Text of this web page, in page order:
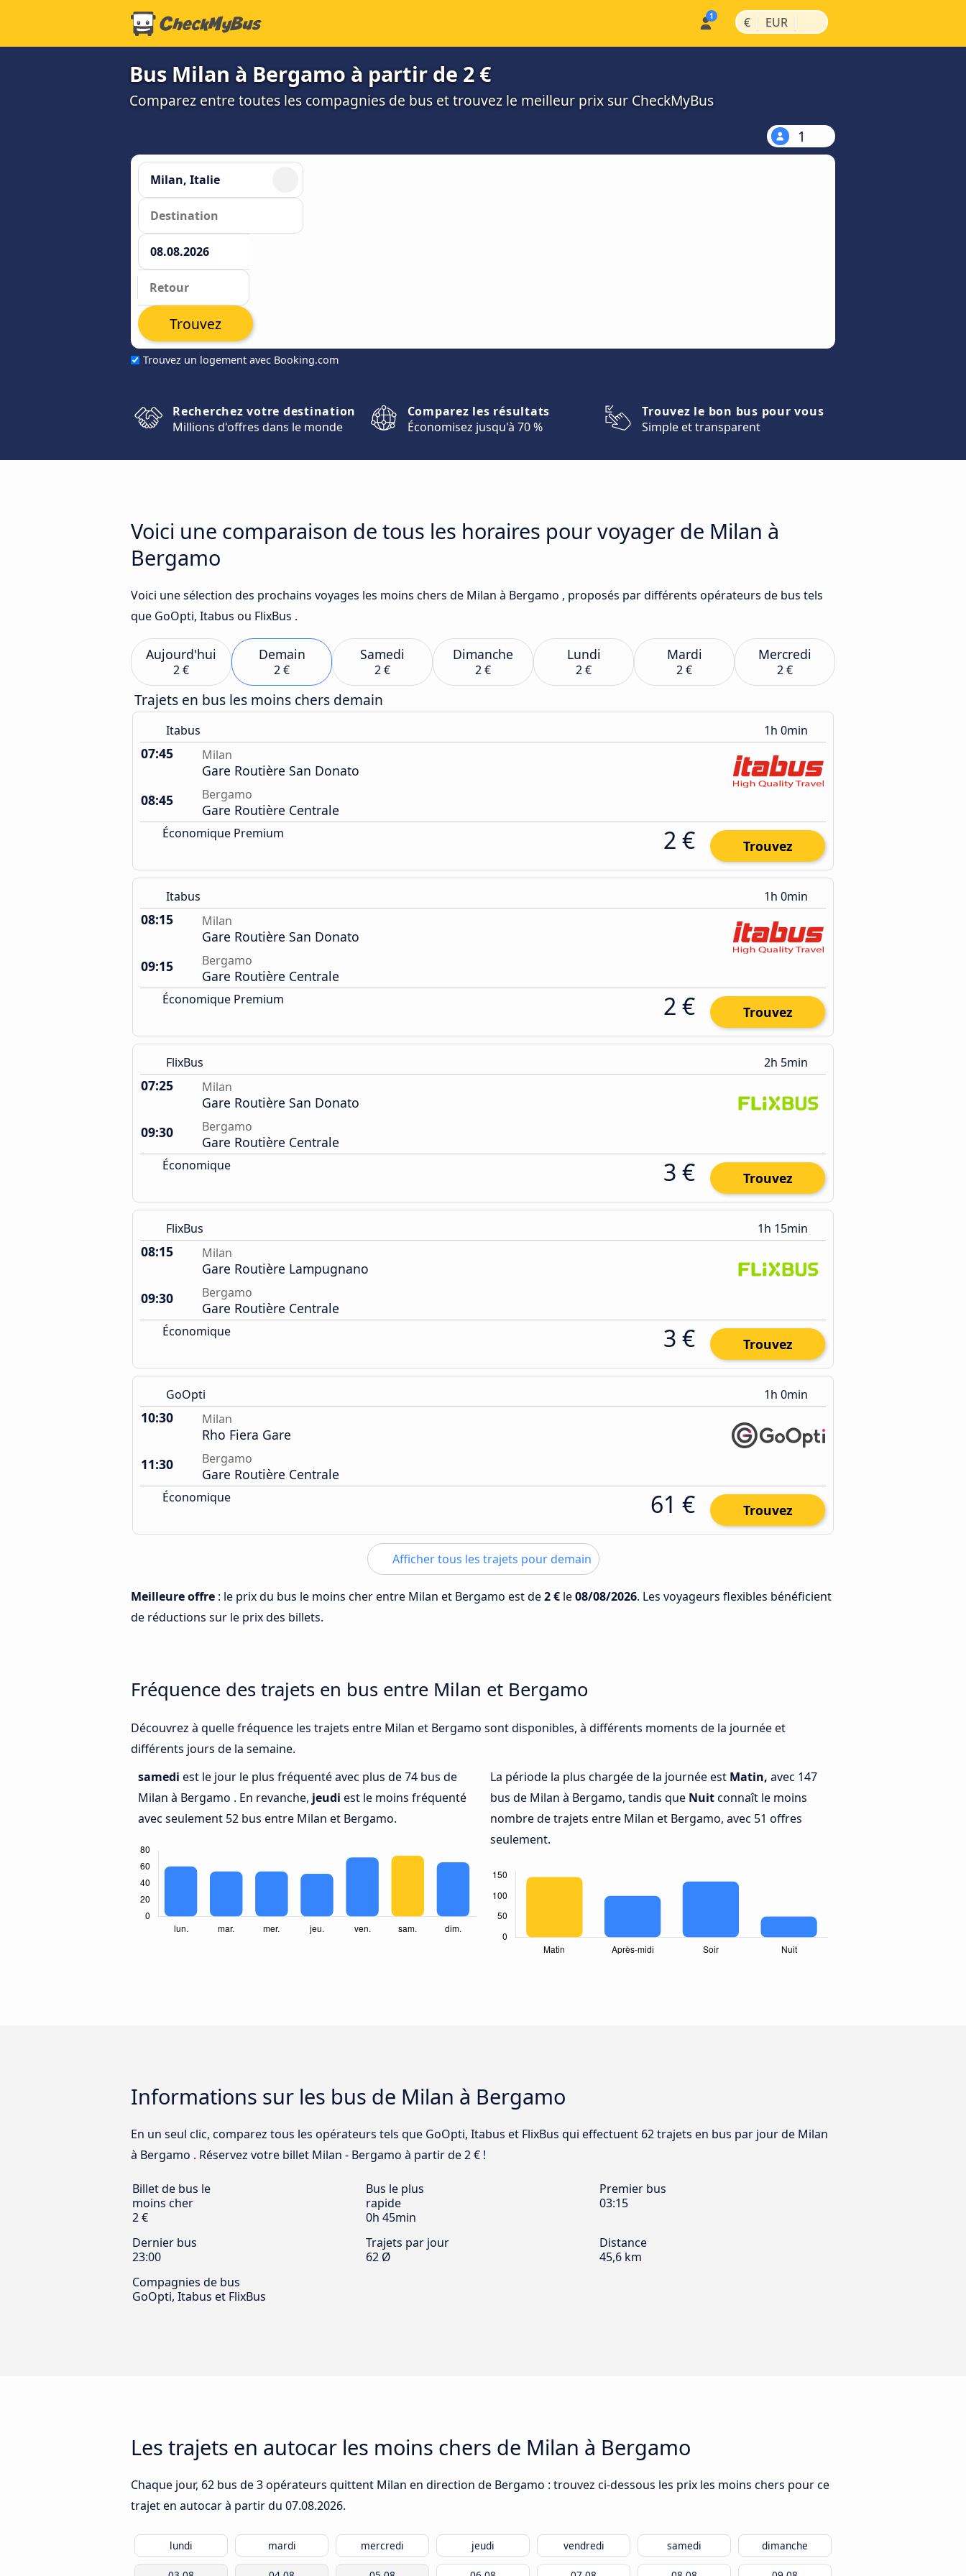
€ | EUR |
Bus Milan à Bergamo à partir de 2 €
Comparez entre toutes les compagnies de bus et trouvez le meilleur prix sur CheckMyBus
1
Trouvez un logement avec Booking.com
Trouvez
Recherchez votre destination
Millions d'offres dans le monde
Comparez les résultats
Économisez jusqu'à 70 %
Trouvez le bon bus pour vous
Simple et transparent
Voici une comparaison de tous les horaires pour voyager de Milan à
Bergamo
Voici une sélection des prochains voyages les moins chers de Milan à Bergamo , proposés par différents opérateurs de bus tels
que GoOpti, Itabus ou FlixBus .
Aujourd'hui
2 €
Demain
2 €
Samedi
2 €
Dimanche
2 €
Lundi
2 €
Mardi
2 €
Mercredi
2 €
Trajets en bus les moins chers demain
Itabus 1h 0min
07:45 Milan
Gare Routière San Donato
08:45
Bergamo
Gare Routière Centrale
Économique Premium 2 € Trouvez
Itabus 1h 0min
08:15 Milan
Gare Routière San Donato
09:15
Bergamo
Gare Routière Centrale
Économique Premium 2 € Trouvez
FlixBus 2h 5min
07:25 Milan
Gare Routière San Donato
09:30
Bergamo
Gare Routière Centrale
Économique 3 € Trouvez
FlixBus 1h 15min
08:15 Milan
Gare Routière Lampugnano
09:30
Bergamo
Gare Routière Centrale
Économique 3 € Trouvez
GoOpti 1h 0min
10:30 Milan
Rho Fiera Gare
11:30
Bergamo
Gare Routière Centrale
Économique 61 € Trouvez
Afficher tous les trajets pour demain
Meilleure offre : le prix du bus le moins cher entre Milan et Bergamo est de2 € le08/08/2026. Les voyageurs flexibles bénéficient
de réductions sur le prix des billets.
Fréquence des trajets en bus entre Milan et Bergamo
Découvrez à quelle fréquence les trajets entre Milan et Bergamo sont disponibles, à différents moments de la journée et
différents jours de la semaine.
samedi est le jour le plus fréquenté avec plus de 74 bus de
Milan à Bergamo . En revanche, jeudi est le moins fréquenté
avec seulement 52 bus entre Milan et Bergamo.
La période la plus chargée de la journée est Matin, avec 147
bus de Milan à Bergamo, tandis que Nuitconnaît le moins
nombre de trajets entre Milan et Bergamo, avec 51 offres
seulement.
Informations sur les bus de Milan à Bergamo
En un seul clic, comparez tous les opérateurs tels que GoOpti, Itabus et FlixBus qui effectuent 62 trajets en bus par jour de Milan
à Bergamo . Réservez votre billet Milan - Bergamo à partir de 2 € !
Billet de bus le
moins cher
2 €
Bus le plus
rapide
0h 45min
Premier bus
03:15
Dernier bus
23:00
Trajets par jour
62 Ø
Distance
45,6 km
Compagnies de bus
GoOpti, Itabus et FlixBus
Les trajets en autocar les moins chers de Milan à Bergamo
Chaque jour, 62 bus de 3 opérateurs quittent Milan en direction de Bergamo : trouvez ci-dessous les prix les moins chers pour ce
trajet en autocar à partir du 07.08.2026.
lundi mardi mercredi jeudi vendredi samedi dimanche